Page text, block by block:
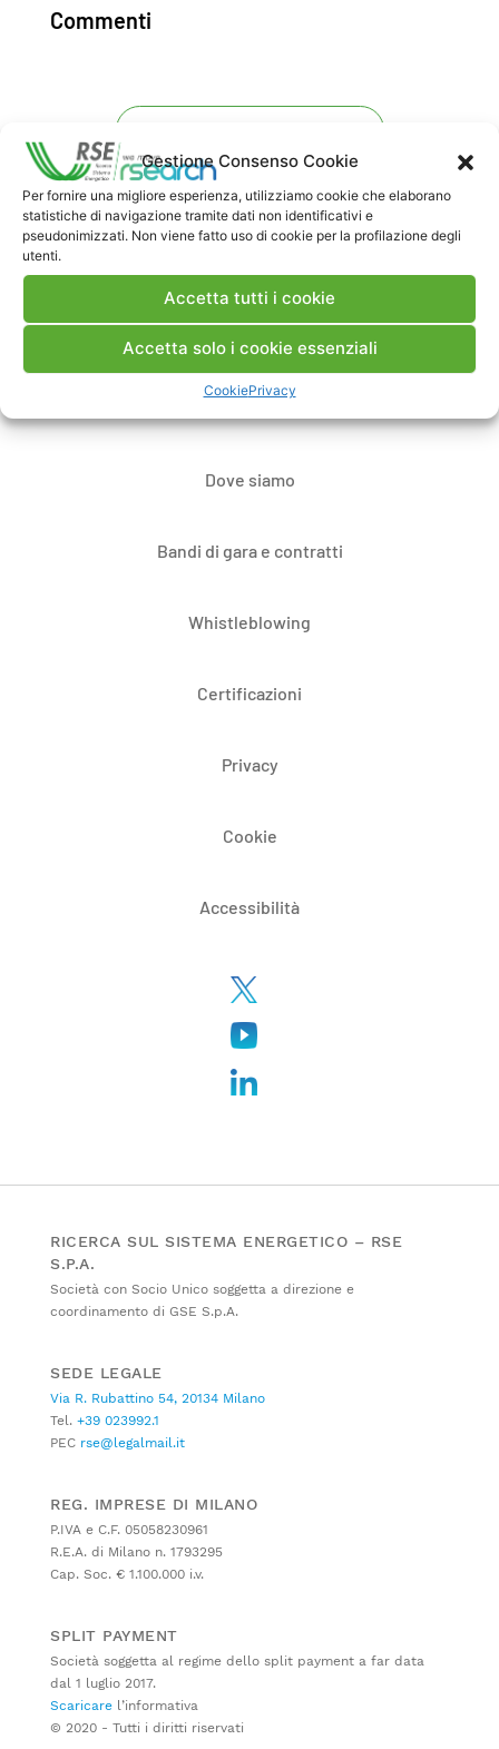
Gestione Consenso Cookie
Per fornire una migliore esperienza, utilizziamo cookie che elaborano
statistiche di navigazione tramite dati non identificativi e
pseudonimizzati. Non viene fatto uso di cookie per la profilazione degli
utenti.
Accetta tutti i cookie
Accetta solo i cookie essenziali
CookiePrivacy
Commenti
Contatti
Dove siamo
Bandi di gara e contratti
Whistleblowing
Certificazioni
Privacy
Cookie
Accessibilità
RICERCA SUL SISTEMA ENERGETICO – RSE
S.P.A.
Società con Socio Unico soggetta a direzione e
coordinamento di GSE S.p.A.
SEDE LEGALE
Via R. Rubattino 54, 20134 Milano
Tel. +39 023992.1
PEC rse@legalmail.it
REG. IMPRESE DI MILANO
P.IVA e C.F. 05058230961
R.E.A. di Milano n. 1793295
Cap. Soc. € 1.100.000 i.v.
SPLIT PAYMENT
Società soggetta al regime dello split payment a far data
dal 1 luglio 2017.
Scaricare l’informativa
© 2020 - Tutti i diritti riservati